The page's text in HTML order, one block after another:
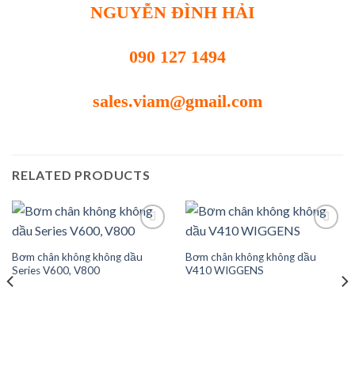
NGUYỄN ĐÌNH HẢI
090 127 1494
sales.viam@gmail.com
RELATED PRODUCTS
Bơm chân không không dầu
Series V600, V800
Bơm chân không không dầu
V410 WIGGENS